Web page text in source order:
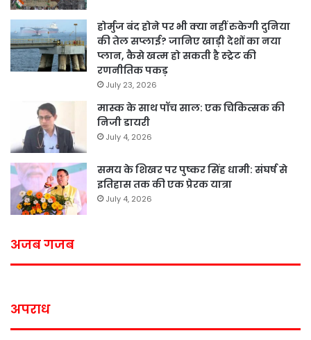
होर्मुज बंद होने पर भी क्या नहीं रुकेगी दुनिया
की तेल सप्लाई? जानिए खाड़ी देशों का नया
प्लान, कैसे खत्म हो सकती है स्ट्रेट की
रणनीतिक पकड़
July 23, 2026
मास्क के साथ पॉच साल: एक चिकित्सक की
निजी डायरी
July 4, 2026
समय के शिखर पर पुष्कर सिंह धामी: संघर्ष से
इतिहास तक की एक प्रेरक यात्रा
July 4, 2026
अजब गजब
अपराध